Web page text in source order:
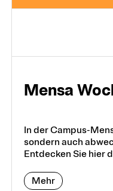
Mensa
In der Campus-
sondern auch
Entdecken Sie hier
Mehr